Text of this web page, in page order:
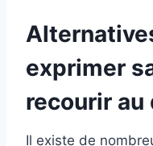
exprimer
recourir au
Il existe de